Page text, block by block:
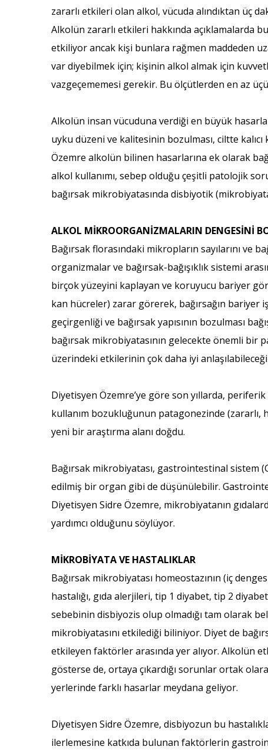
zararlı etkileri olan alkol, vücuda alındıktan üç
Alkolün zararlı etkileri hakkında açıklamalarda
etkiliyor ancak kişi bunlara rağmen maddeden
var diyebilmek için; kişinin alkol almak için
vazgeçememesi gerekir. Bu ölçütlerden en az
Alkolün insan vücuduna verdiği en büyük
uyku düzeni ve kalitesinin bozulması, ciltte
Özemre alkolün bilinen hasarlarına ek olarak
alkol kullanımı, sebep olduğu çeşitli patolojik
bağırsak mikrobiyatasında disbiyotik
ALKOL MİKROORGANİZMALARIN DENGESİNİ
Bağırsak florasındaki mikropların sayılarını ve
organizmalar ve bağırsak-bağışıklık sistemi
birçok yüzeyini kaplayan ve koruyucu bariyer
kan hücreler) zarar görerek, bağırsağın bariyer
geçirgenliği ve bağırsak yapısının bozulması
bağırsak mikrobiyatasının gelecekte önemli bir
üzerindeki etkilerinin çok daha iyi
Diyetisyen Özemre’ye göre son yıllarda,
kullanım bozukluğunun patagonezinde (zararlı,
yeni bir araştırma alanı doğdu.
Bağırsak mikrobiyatası, gastrointestinal sistem
edilmiş bir organ gibi de düşünülebilir.
Diyetisyen Sidre Özemre, mikrobiyatanın
yardımcı olduğunu söylüyor.
MİKROBİYATA VE HASTALIKLAR
Bağırsak mikrobiyatası homeostazının (iç
hastalığı, gıda alerjileri, tip 1 diyabet, tip 2
sebebinin disbiyozis olup olmadığı tam olarak
mikrobiyatasını etkilediği biliniyor. Diyet de
etkileyen faktörler arasında yer alıyor. Alkolün
gösterse de, ortaya çıkardığı sorunlar ortak
yerlerinde farklı hasarlar meydana geliyor.
Diyetisyen Sidre Özemre, disbiyozun bu
ilerlemesine katkıda bulunan faktörlerin